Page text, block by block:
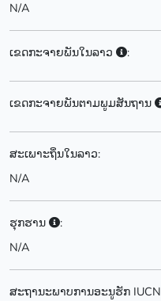
N/A
ເຂດກະຈາຍພັນໃນລາວ :
ເຂດກະຈາຍພັນຕາມພູມສັນຖານ
ສະເພາະຖິ່ນໃນລາວ:
N/A
ຮຸກຮານ
:
N/A
ສະຖານະພາບການອະນູຮັກ IUCN